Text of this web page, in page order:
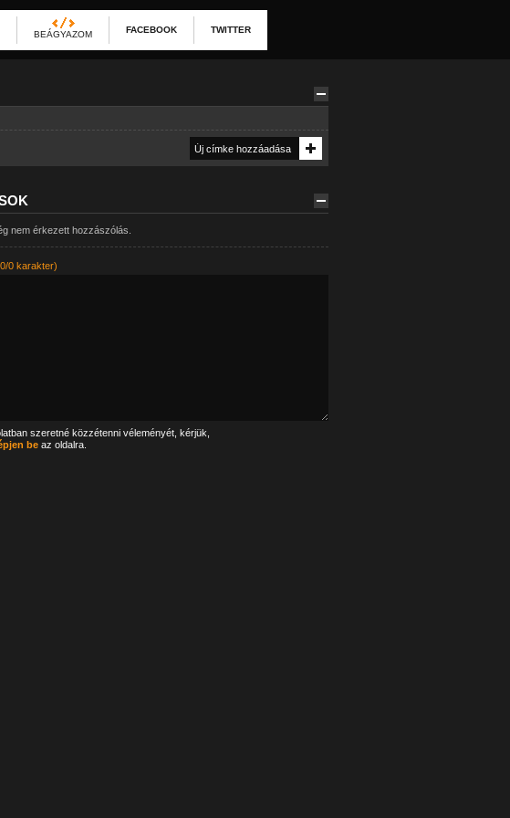
BEÁGYAZOM FACEBOOK TWITTER
nem érkezett hozzászólás.
0 karakter)
szeretné közzétenni véleményét, kérjük,
beaz oldalra.